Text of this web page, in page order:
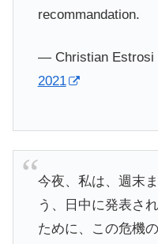
recommandation.
— Christian Estrosi
2021
今夜、私は、週末
う、日中に発表さ
ために、この危機